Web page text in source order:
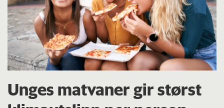
Unges matvaner gir størst